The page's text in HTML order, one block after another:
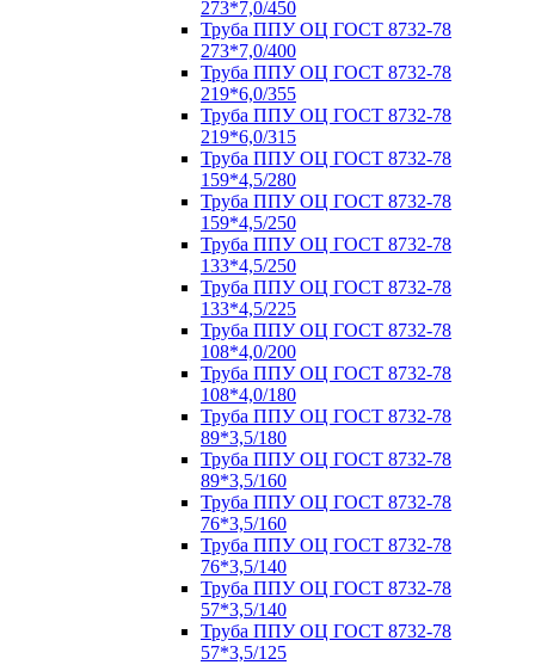
273*7,0/450
Труба ППУ ОЦ ГОСТ 8732-78
273*7,0/400
Труба ППУ ОЦ ГОСТ 8732-78
219*6,0/355
Труба ППУ ОЦ ГОСТ 8732-78
219*6,0/315
Труба ППУ ОЦ ГОСТ 8732-78
159*4,5/280
Труба ППУ ОЦ ГОСТ 8732-78
159*4,5/250
Труба ППУ ОЦ ГОСТ 8732-78
133*4,5/250
Труба ППУ ОЦ ГОСТ 8732-78
133*4,5/225
Труба ППУ ОЦ ГОСТ 8732-78
108*4,0/200
Труба ППУ ОЦ ГОСТ 8732-78
108*4,0/180
Труба ППУ ОЦ ГОСТ 8732-78
89*3,5/180
Труба ППУ ОЦ ГОСТ 8732-78
89*3,5/160
Труба ППУ ОЦ ГОСТ 8732-78
76*3,5/160
Труба ППУ ОЦ ГОСТ 8732-78
76*3,5/140
Труба ППУ ОЦ ГОСТ 8732-78
57*3,5/140
Труба ППУ ОЦ ГОСТ 8732-78
57*3,5/125